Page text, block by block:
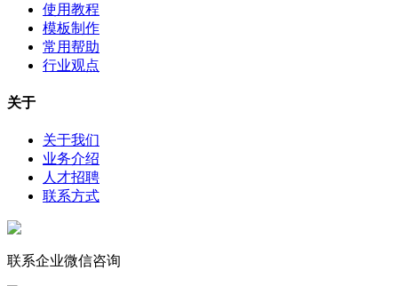
使用教程
模板制作
常用帮助
行业观点
关于
关于我们
业务介绍
人才招聘
联系方式
联系企业微信咨询